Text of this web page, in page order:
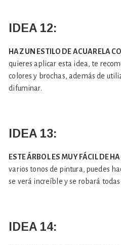
IDEA 12:
HAZ UN ESTILO DE ACUARELA
quieres aplicar esta idea, te
colores y brochas, además de
difuminar.
IDEA 13:
ESTE ÁRBOL ES MUY FÁCIL DE
varios tonos de pintura, puedes
se verá increíble y se robará
IDEA 14: